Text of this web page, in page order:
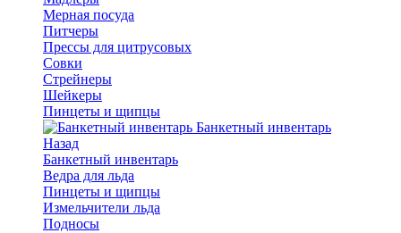
Мерная посуда
Питчеры
Прессы для цитрусовых
Совки
Стрейнеры
Шейкеры
Пинцеты и щипцы
Банкетный инвентарь
Назад
Банкетный инвентарь
Ведра для льда
Пинцеты и щипцы
Измельчители льда
Подносы